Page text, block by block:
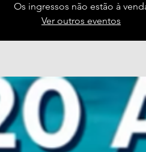
Os ingressos não estão à
Ver outros eventos